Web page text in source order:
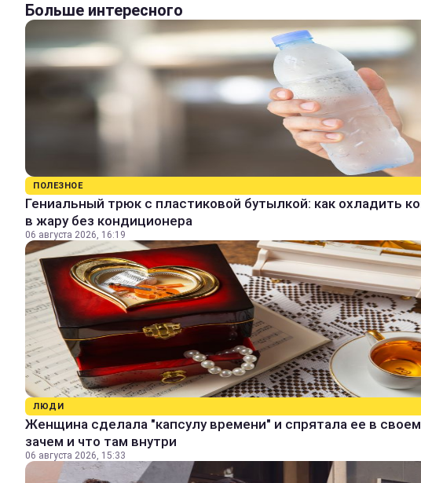
Больше интересного
ПОЛЕЗНОЕ
Гениальный трюк с пластиковой бутылкой: как охладить
в жару без кондиционера
06 августа 2026, 16:19
ЛЮДИ
Женщина сделала "капсулу времени" и спрятала ее в
зачем и что там внутри
06 августа 2026, 15:33